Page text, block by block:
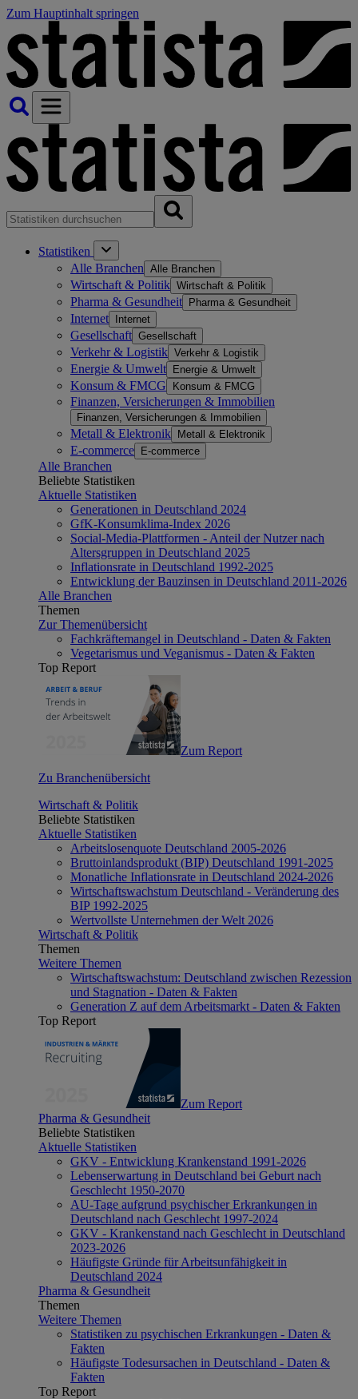
Zum Hauptinhalt springen
Statistiken
Alle Branchen Alle Branchen
Wirtschaft & Politik Wirtschaft & Politik
Pharma & Gesundheit Pharma & Gesundheit
Internet Internet
Gesellschaft Gesellschaft
Verkehr & Logistik Verkehr & Logistik
Energie & Umwelt Energie & Umwelt
Konsum & FMCG Konsum & FMCG
Finanzen, Versicherungen & Immobilien
Finanzen, Versicherungen & Immobilien
Metall & Elektronik Metall & Elektronik
E-commerce E-commerce
Alle Branchen
Beliebte Statistiken
Aktuelle Statistiken
Generationen in Deutschland 2024
GfK-Konsumklima-Index 2026
Social-Media-Plattformen - Anteil der Nutzer nach
Altersgruppen in Deutschland 2025
Inflationsrate in Deutschland 1992-2025
Entwicklung der Bauzinsen in Deutschland 2011-2026
Alle Branchen
Themen
Zur Themenübersicht
Fachkräftemangel in Deutschland - Daten & Fakten
Vegetarismus und Veganismus - Daten & Fakten
Top Report
Zum Report
Zu Branchenübersicht
Wirtschaft & Politik
Beliebte Statistiken
Aktuelle Statistiken
Arbeitslosenquote Deutschland 2005-2026
Bruttoinlandsprodukt (BIP) Deutschland 1991-2025
Monatliche Inflationsrate in Deutschland 2024-2026
Wirtschaftswachstum Deutschland - Veränderung des
BIP 1992-2025
Wertvollste Unternehmen der Welt 2026
Wirtschaft & Politik
Themen
Weitere Themen
Wirtschaftswachstum: Deutschland zwischen Rezession
und Stagnation - Daten & Fakten
Generation Z auf dem Arbeitsmarkt - Daten & Fakten
Top Report
Zum Report
Pharma & Gesundheit
Beliebte Statistiken
Aktuelle Statistiken
GKV - Entwicklung Krankenstand 1991-2026
Lebenserwartung in Deutschland bei Geburt nach
Geschlecht 1950-2070
AU-Tage aufgrund psychischer Erkrankungen in
Deutschland nach Geschlecht 1997-2024
GKV - Krankenstand nach Geschlecht in Deutschland
2023-2026
Häufigste Gründe für Arbeitsunfähigkeit in
Deutschland 2024
Pharma & Gesundheit
Themen
Weitere Themen
Statistiken zu psychischen Erkrankungen - Daten &
Fakten
Häufigste Todesursachen in Deutschland - Daten &
Fakten
Top Report